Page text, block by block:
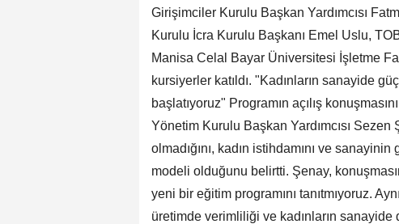
Girişimciler Kurulu Başkan Yardımcısı
Kurulu İcra Kurulu Başkanı Emel Uslu,
Manisa Celal Bayar Üniversitesi İşletme
kursiyerler katıldı. "Kadınların sanayide
başlatıyoruz" Programın açılış
Yönetim Kurulu Başkan Yardımcısı Sezen
olmadığını, kadın istihdamını ve
modeli olduğunu belirtti. Şenay,
yeni bir eğitim programını tanıtmıyoruz.
üretimde verimliliği ve kadınların sanayide